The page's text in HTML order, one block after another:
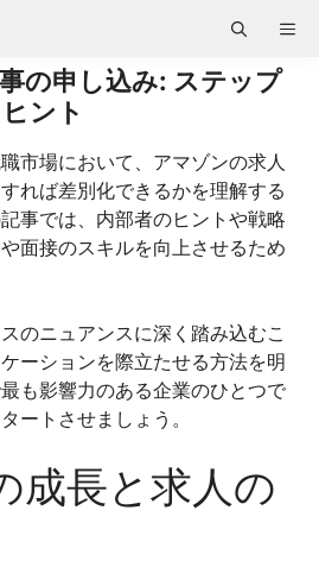
の申し込み: ステップ
ント
市場において、アマゾンの求人
れば差別化できるかを理解する
事では、内部者のヒントや戦略
面接のスキルを向上させるため
のニュアンスに深く踏み込むこ
ーションを際立たせる方法を明
も影響力のある企業のひとつで
ートさせましょう。
成長と求人の